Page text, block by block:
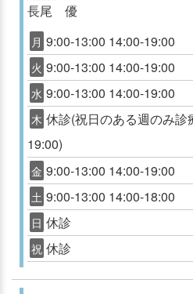
長尾 優
月 9:00-13:00 14:00-19:00
火 9:00-13:00 14:00-19:00
水 9:00-13:00 14:00-19:00
木 休診(祝日のある週のみ診
19:00)
金 9:00-13:00 14:00-19:00
土 9:00-13:00 14:00-18:00
日 休診
祝 休診